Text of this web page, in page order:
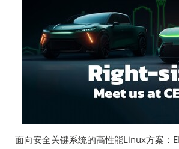
面向安全关键系统的高性能Linux方案